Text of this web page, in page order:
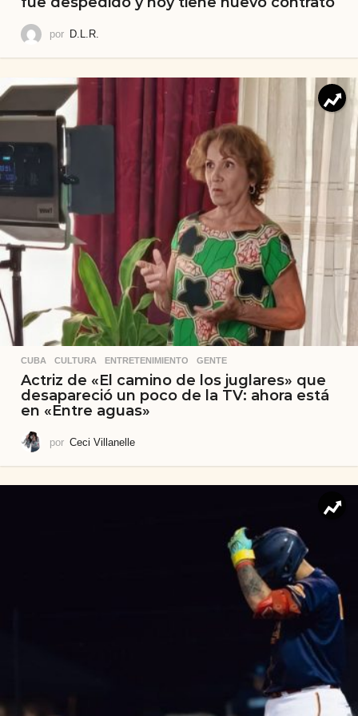
por D.L.R.
CUBA ,CULTURA ,ENTRETENIMIENTO ,GENTE
Actriz de «El camino de los juglares» que
desapareció un poco de la TV: ahora está
en «Entre aguas»
por Ceci Villanelle